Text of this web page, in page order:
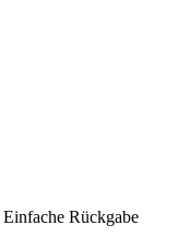
Einfache Rückgabe